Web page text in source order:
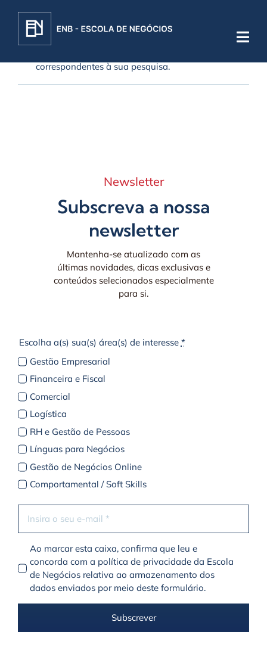
content
correspondentes à sua pesquisa.
Newsletter
Subscreva a nossa
newsletter
Mantenha-se atualizado com as
últimas novidades, dicas exclusivas e
conteúdos selecionados especialmente
para si.
Escolha a(s) sua(s) área(s) de interesse *
Gestão Empresarial
Financeira e Fiscal
Comercial
Logística
RH e Gestão de Pessoas
Línguas para Negócios
Gestão de Negócios Online
Comportamental / Soft Skills
Ao marcar esta caixa, confirma que leu e
concorda com a política de privacidade da Escola
de Negócios relativa ao armazenamento dos
dados enviados por meio deste formulário.
Subscrever